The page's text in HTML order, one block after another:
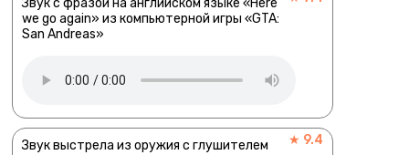
Звук с фразой на английском языке «Here
we go again» из компьютерной игры «GTA:
San Andreas»
Звук выстрела из оружия с глушителем ★ 9.4